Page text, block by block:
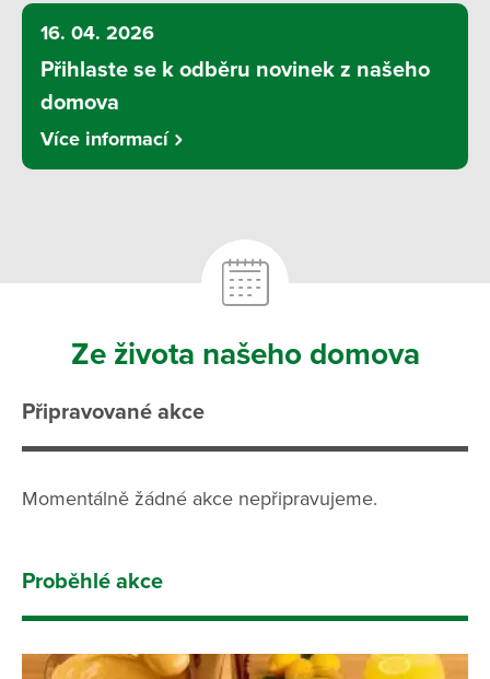
16. 04. 2026
Přihlaste se k odběru novinek z našeho
domova
Více informací
Ze života našeho domova
Připravované akce
Momentálně žádné akce nepřipravujeme.
Proběhlé akce